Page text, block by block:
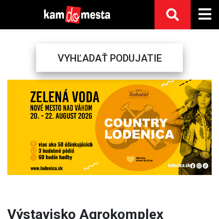
VYHĽADAŤ PODUJATIE
Next
Výstavisko Agrokomplex